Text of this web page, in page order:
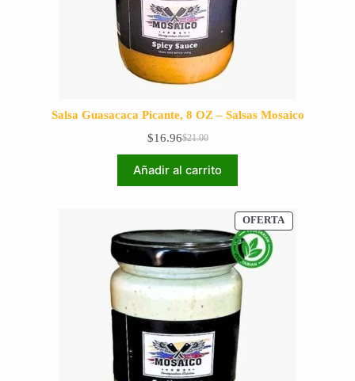
Salsa Guasacaca Picante, 8 OZ – Salsas Mosaico
$21.00
El
precio
original
era:
$16.96El
precio
actual
es:
Añadir al carrito
OFERTAPRODUCTO
EN